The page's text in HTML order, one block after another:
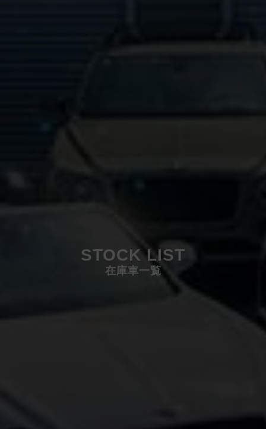
STOCK LIST
在庫車一覧